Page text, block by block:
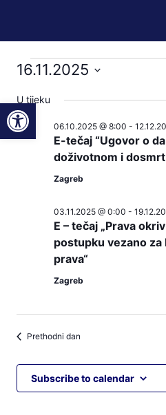
Događaji
for
16.11.2025
16.11.2025
datum.
U tijeku
E-tečaj “Ugovor o
doživotnom i
06.10.2025 @ 8:00 -
Zagreb
E – tečaj „Prava
postupku vezano za
prava“
03.11.2025 @ 0:00 -
Zagreb
Prethodni dan
Subscribe to calendar
Open toolbar